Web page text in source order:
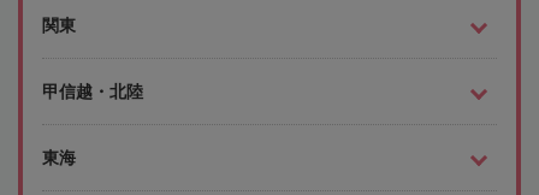
関東
甲信越・北陸
東海